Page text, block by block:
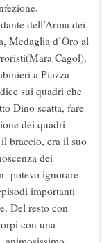
dell’Arma dei
Medaglia d’Oro al
Cagol),
a Piazza
sui quadri che
Dino scatta, fare
dei quadri
braccio, era il suo
dei
potevo ignorare
importanti
Del resto con
con una